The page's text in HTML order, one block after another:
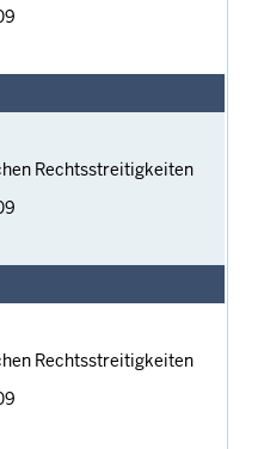
Rechtsstreitigkeiten
Rechtsstreitigkeiten